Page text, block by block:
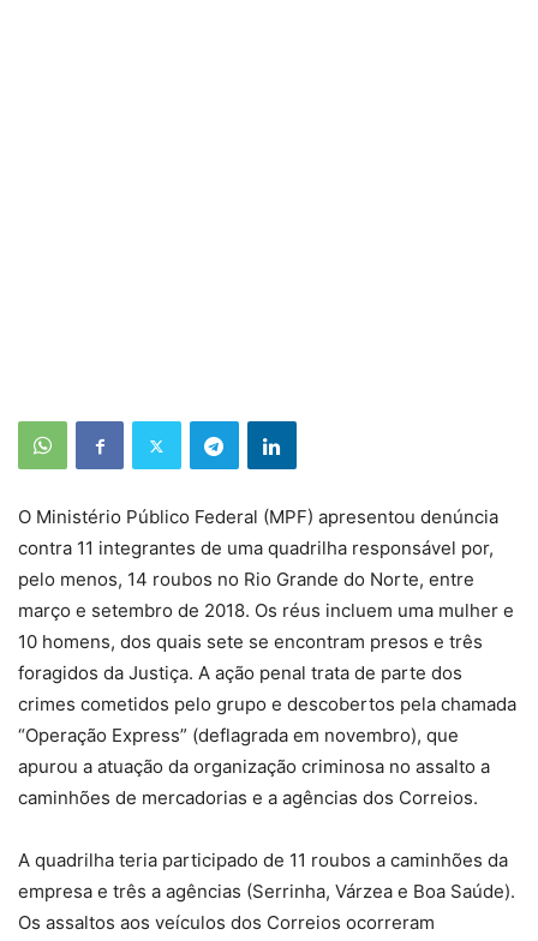
O Ministério Público Federal (MPF) apresentou denúncia
contra 11 integrantes de uma quadrilha responsável por,
pelo menos, 14 roubos no Rio Grande do Norte, entre
março e setembro de 2018. Os réus incluem uma mulher e
10 homens, dos quais sete se encontram presos e três
foragidos da Justiça. A ação penal trata de parte dos
crimes cometidos pelo grupo e descobertos pela chamada
“Operação Express” (deflagrada em novembro), que
apurou a atuação da organização criminosa no assalto a
caminhões de mercadorias e a agências dos Correios.
A quadrilha teria participado de 11 roubos a caminhões da
empresa e três a agências (Serrinha, Várzea e Boa Saúde).
Os assaltos aos veículos dos Correios ocorreram